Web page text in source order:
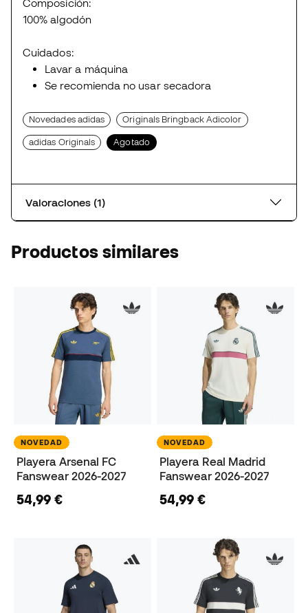
Composición:
100% algodón
Cuidados:
Lavar a máquina
Se recomienda no usar secadora
Novedades adidas Originals Bringback Adicolor
adidas Originals Agotado
Valoraciones (1)
Productos similares
NOVEDAD
Playera Arsenal FC
Fanswear 2026-2027
54,99 €
NOVEDAD
Playera Real Madrid
Fanswear 2026-2027
54,99 €